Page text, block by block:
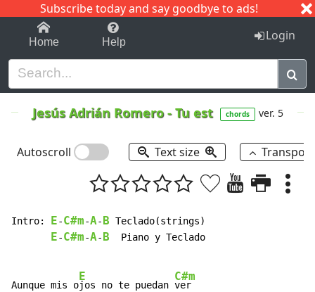
Subscribe today and say goodbye to ads!
1-9 C I J
Home Help Login
Jesús Adrián Romero-Tu est chords ver. 5
Autoscroll Text size
Intro: E-C#m-A- B Teclado(strings)
E-C#m-A- B
  Piano y Teclado
Aunque mis o
E
jos no te puedan
C#m
ver